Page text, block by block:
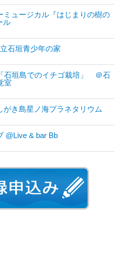
ュージカル『はじまりの樹の
ル
石垣青少年の家
石垣島でのイチゴ栽培」 ＠石
室
き島星ノ海プラネタリウム
@Live & bar Bb